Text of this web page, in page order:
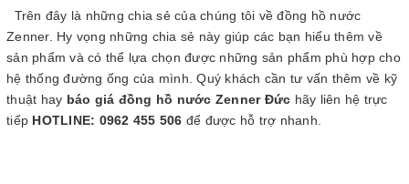
Trên đây là những chia sẻ của chúng tôi về đồng hồ nước
Zenner. Hy vọng những chia sẻ này giúp các bạn hiểu thêm về
sản phẩm và có thể lựa chọn được những sản phẩm phù hợp cho
hệ thống đường ống của mình. Quý khách cần tư vấn thêm về kỹ
thuật hay báo giá đồng hồ nước Zenner Đức hãy liên hệ trực
tiếp HOTLINE: 0962 455 506 để được hỗ trợ nhanh.